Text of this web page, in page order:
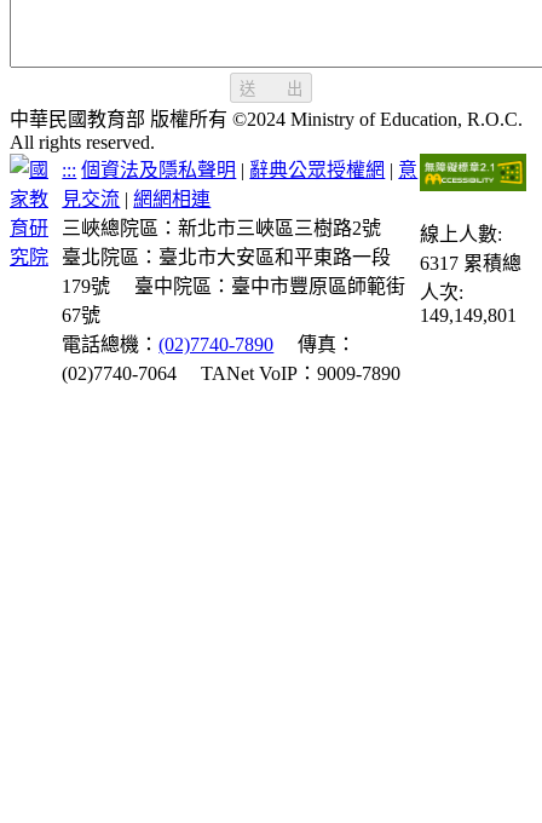
送 出
中華民國教育部 版權所有 ©2024 Ministry of Education, R.O.C.
All rights reserved.
::: 個資法及隱私聲明 | 辭典公眾授權網 | 意
見交流 |網網相連
三峽總院區：新北市三峽區三樹路2號
臺北院區：臺北市大安區和平東路一段
179號
臺中院區：臺中市豐原區師範街
67號
電話總機：(02)7740-7890
傳真：
(02)7740-7064
TANet VoIP：9009-7890
線上人數:
6317 累積總
人次:
149,149,801